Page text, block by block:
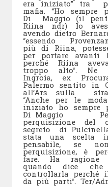
era iniziato” tra
mafia. “Ho sempre
Di Maggio (il
Riina ndr) lo
avendo dietro
“essendo
più di Riina,
per portare avanti
perché Riina
troppo alto”. Ne
Ingroia, ex
Palermo sentito in
all’Ars sulla
“Anche per le
iniziato ho sempre
Di Maggio Per
perquisizione
segreto di
stata una scelta
pensabile, se
perquisizione, è
fare. Ha
quando dice
controllarla perché
da più parti”. Ter/